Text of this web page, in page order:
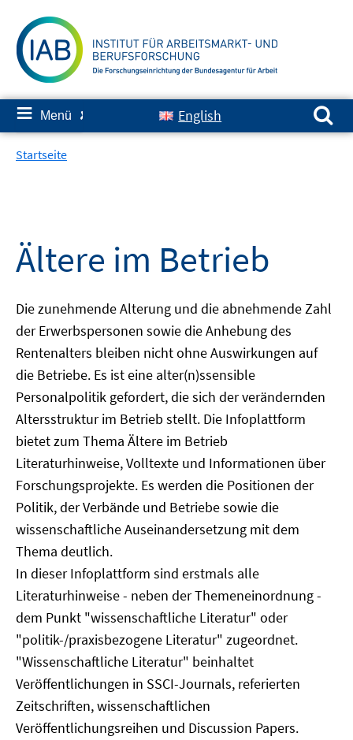
zum
Inhalt
≡ Menü ✘ English
Suchen nach:
Startseite
Ältere im Betrieb
Die zunehmende Alterung und die abnehmende Zahl
der Erwerbspersonen sowie die Anhebung des
Rentenalters bleiben nicht ohne Auswirkungen auf
die Betriebe. Es ist eine alter(n)ssensible
Personalpolitik gefordert, die sich der verändernden
Altersstruktur im Betrieb stellt. Die Infoplattform
bietet zum Thema Ältere im Betrieb
Literaturhinweise, Volltexte und Informationen über
Forschungsprojekte. Es werden die Positionen der
Politik, der Verbände und Betriebe sowie die
wissenschaftliche Auseinandersetzung mit dem
Thema deutlich.
In dieser Infoplattform sind erstmals alle
Literaturhinweise - neben der Themeneinordnung -
dem Punkt "wissenschaftliche Literatur" oder
"politik-/praxisbezogene Literatur" zugeordnet.
"Wissenschaftliche Literatur" beinhaltet
Veröffentlichungen in SSCI-Journals, referierten
Zeitschriften, wissenschaftlichen
Veröffentlichungsreihen und Discussion Papers.